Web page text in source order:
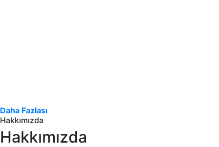
Daha Fazlası
Hakkımızda
Hakkımızda